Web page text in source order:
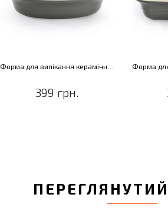
399 грн.